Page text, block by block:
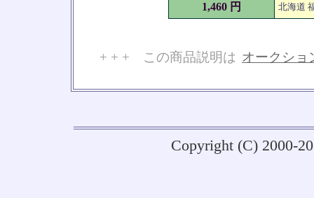
1,460 円 北海道
+ + + この商品説明は オークショ
Copyright (C) 2000-